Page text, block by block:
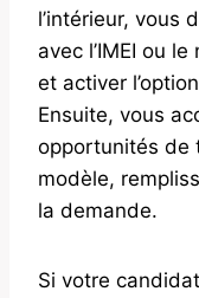
l’intérieur, vous
avec l’IMEI ou
et activer
Ensuite, vous
opportunités de
modèle,
la demande.
Si votre